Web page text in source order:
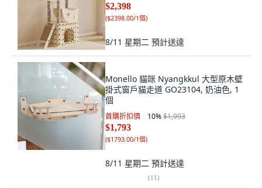
$2,398
($2398.00/1個)
8/11 星期二 預計送達
Monello 貓咪 Nyangkkul 大型原木壁
掛式窗戶貓走道 GO23104, 奶油色, 1
個
首購折扣價 10%$1,993
$1,793
($1793.00/1個)
8/11 星期二 預計送達
(11)